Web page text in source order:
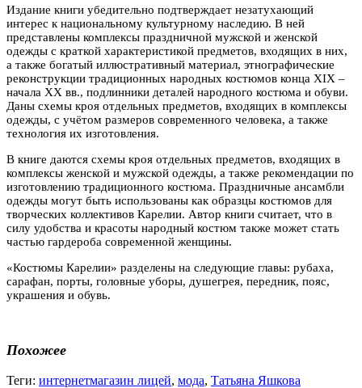
Издание книги убедительно подтверждает незатухающий
интерес к национальному культурному наследию. В ней
представлены комплексы праздничной мужской и женской
одежды с краткой характеристикой предметов, входящих в них,
а также богатый иллюстративный материал, этнографические
реконструкции традиционных народных костюмов конца XIX –
начала XX вв., подлинники деталей народного костюма и обуви.
Даны схемы кроя отдельных предметов, входящих в комплексы
одежды, с учётом размеров современного человека, а также
технология их изготовления.
В книге даются схемы кроя отдельных предметов, входящих в
комплексы женской и мужской одежды, а также рекомендации по
изготовлению традиционного костюма. Праздничные ансамбли
одежды могут быть использованы как образцы костюмов для
творческих коллективов Карелии. Автор книги считает, что в
силу удобства и красоты народный костюм также может стать
частью гардероба современной женщины.
«Костюмы Карелии» разделены на следующие главы: рубаха,
сарафан, порты, головные уборы, душегрея, передник, пояс,
украшения и обувь.
Похожее
Теги: интернетмагазин лицей, мода, Татьяна Яшкова